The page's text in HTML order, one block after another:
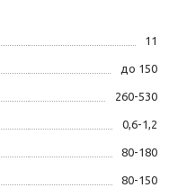
11
до 150
260-530
0,6-1,2
80-180
80-150